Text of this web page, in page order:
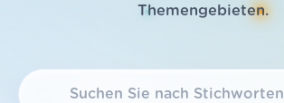
Themengebieten.